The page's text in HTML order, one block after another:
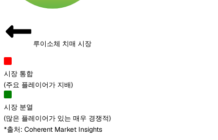
루이소체 치매 시장
시장 통합
(주요 플레이어가 지배)
시장 분열
(많은 플레이어가 있는 매우 경쟁적)
*출처: Coherent Market Insights